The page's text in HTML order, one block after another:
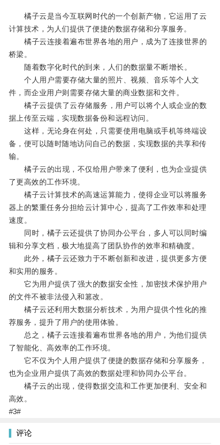
橘子云是当今互联网时代的一个创新产物，它运用了云
计算技术，为人们提供了便捷的数据存储和分享服务。
橘子云连接着遍布世界各地的用户，成为了连接世界的
桥梁。
随着数字化时代的到来，人们的数据量不断增长。
个人用户需要存储大量的照片、视频、音乐等个人文
件，而企业用户则需要存储大量的商业数据和文件。
橘子云提供了云存储服务，用户可以将个人或企业的数
据上传至云端，实现数据备份和远程访问。
这样，无论身在何处，只需要使用电脑或手机等终端设
备，便可以随时随地访问自己的数据，实现数据的共享和传
输。
橘子云的出现，不仅给用户带来了便利，也为企业提供
了更高效的工作环境。
橘子云计算技术的高速运算能力，使得企业可以将服务
器上的繁重任务分担给云计算中心，提高了工作效率和处理
速度。
同时，橘子云还提供了协同办公平台，多人可以同时编
辑和分享文档，极大地提高了团队协作的效率和精确度。
此外，橘子云还致力于不断创新和改进，提供更多方便
和实用的服务。
它为用户提供了强大的数据安全性，加密技术保护用户
的文件不被非法侵入和篡改。
橘子云还利用大数据分析技术，为用户提供个性化的推
荐服务，提升了用户的使用体验。
总之，橘子云连接着遍布世界各地的用户，为他们提供
了智能化、高效率的工作环境。
它不仅为个人用户提供了便捷的数据存储和分享服务，
也为企业用户提供了高效的数据处理和协同办公平台。
橘子云的出现，使得数据交流和工作更加便利、安全和
高效。
#3#
评论